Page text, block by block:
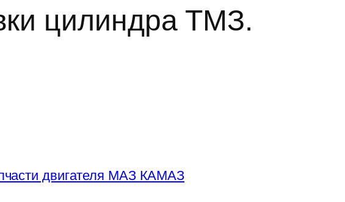
цилиндра ТМЗ.
двигателя МАЗ КАМАЗ